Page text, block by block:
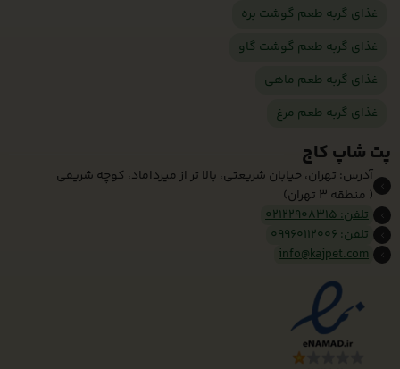
غذای گربه طعم گوشت بره
غذای گربه طعم گوشت گاو
غذای گربه طعم ماهی
غذای گربه طعم مرغ
پت شاپ کاج
آدرس: تهران، خیابان شریعتی، بالا تر از میرداماد، کوچه شریفی
( منطقه 3 تهران)
تلفن: 02122908315
تلفن: 09960112006
info@kajpet.com